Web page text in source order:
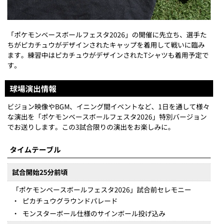
「ポケモンベースボールフェスタ2026」の開催に先立ち、選手た
ちがピカチュウがデザインされたキャップを着用して戦いに臨み
ます。練習中はピカチュウがデザインされたTシャツも着用予定で
す。
球場演出情報
ビジョン映像やBGM、イニング間イベントなど、1日を通して様々
な演出を「ポケモンベースボールフェスタ2026」特別バージョン
でお送りします。この3試合限りの演出をお楽しみに。
タイムテーブル
試合開始25分前頃
「ポケモンベースボールフェスタ2026」試合前セレモニー
・
ピカチュウグラウンドパレード
・
モンスターボール仕様のサインボール投げ込み